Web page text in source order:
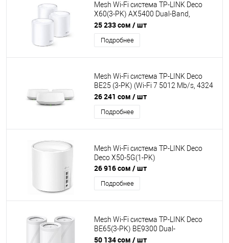
Mesh Wi-Fi система TP-LINK Deco
X60(3-PK) AX5400 Dual-Band,
2402Mb/s 5GHz+574Mb/s 2.4GHz,
2xWAN/LAN 1Gb/s, 4 antennas,MU-
MIMO, Parental Control
25 233 сом / шт
Подробнее
Mesh Wi-Fi система TP-LINK Deco
BE25 (3-PK) (Wi-Fi 7 5012 Mb/s, 4324
Mb/s 5GHz+688 Mb/s 2.4GHz, 2xLAN
2.5 Gb/s, 4 antennas, Mesh,
HomeShield)
26 241 сом / шт
Подробнее
Mesh Wi-Fi система TP-LINK Deco
Deco X50-5G(1-PK)
26 916 сом / шт
Подробнее
Mesh Wi-Fi система TP-LINK Deco
BE65(3-PK) BE9300 Dual-
Band,5760Mb/s 6GHz+4320Mb/s
50 134 сом / шт